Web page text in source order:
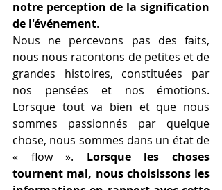
notre perception de la signification
de l'événement.
Nous ne percevons pas des faits,
nous nous racontons de petites et de
grandes histoires, constituées par
nos pensées et nos émotions.
Lorsque tout va bien et que nous
sommes passionnés par quelque
chose, nous sommes dans un état de
« flow ». Lorsque les choses
tournent mal, nous choisissons les